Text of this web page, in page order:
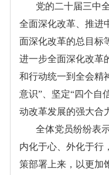
党的二十届三中
全面深化改革、推进
面深化改革的总目标
进一步全面深化改革
和行动统一到全会精
意识”、坚定“四个自
动改革发展的强大合
全体党员纷纷表
内化于心、外化于行
策部署上来，以更加